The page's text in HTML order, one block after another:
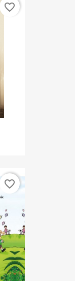
favorite_border
favorite_border